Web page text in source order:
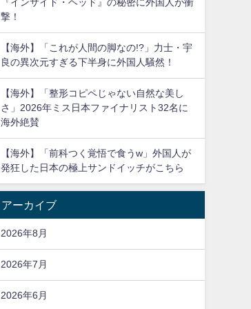
『インサイド・ヘッド』の秘密に外国人が衝
撃！
【海外】「これが人間の脚なの!?」力士・宇
良の異次元すぎる下半身に外国人騒然！
【海外】「整形コピペじゃない自然な美し
さ」2026年ミス日本ファイナリスト32名に
海外絶賛
【海外】「前科つく覚悟で食うw」外国人が
発狂した日本の極上サンドイッチがこちら
アーカイブ
2026年8月
2026年7月
2026年6月